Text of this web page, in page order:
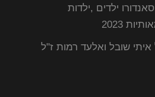
ילדים ,ילדות
2023